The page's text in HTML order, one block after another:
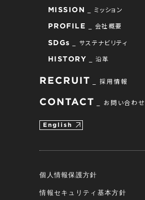
MISSION ミッション
PROFILE 会社概要
SDGs サステナビリティ
HISTORY 沿革
RECRUIT 採用情報
CONTACT お問い合わせ
English
個人情報保護方針
情報セキュリティ基本方針